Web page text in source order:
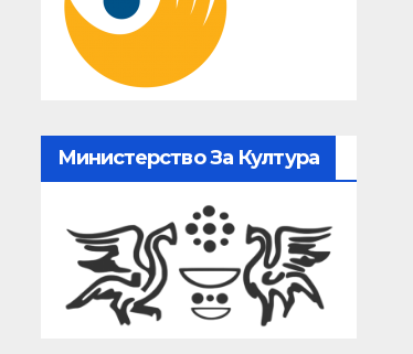
Министерство За Култура